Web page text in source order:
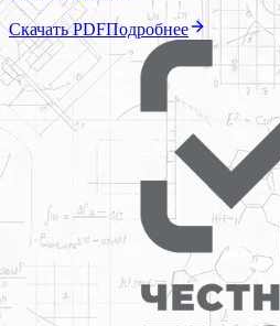
Скачать PDFПодробнее